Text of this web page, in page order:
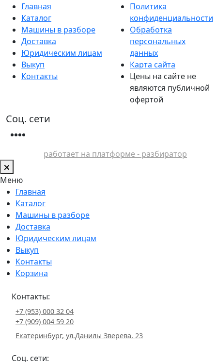
Главная
Каталог
Машины в разборе
Доставка
Юридическим лицам
Выкуп
Контакты
Политика
конфиденциальности
Обработка
персональных
данных
Карта сайта
Цены на сайте не
являются публичной
офертой
Соц. сети
работает на платформе - разбиратор
Меню
Главная
Каталог
Машины в разборе
Доставка
Юридическим лицам
Выкуп
Контакты
Корзина
Контакты:
+7 (953) 000 32 04
+7 (909) 004 59 20
Екатеринбург, ул.Данилы Зверева, 23
Соц. сети: